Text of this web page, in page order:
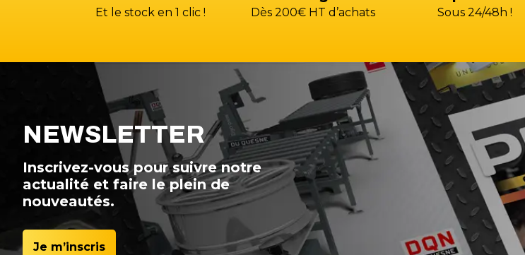
Et le stock en 1 clic ! Dès 200€ HT d’achats Sous 24/48h !
NEWSLETTER
Inscrivez-vous pour suivre notre
actualité et faire le plein de
nouveautés.
Je m’inscris